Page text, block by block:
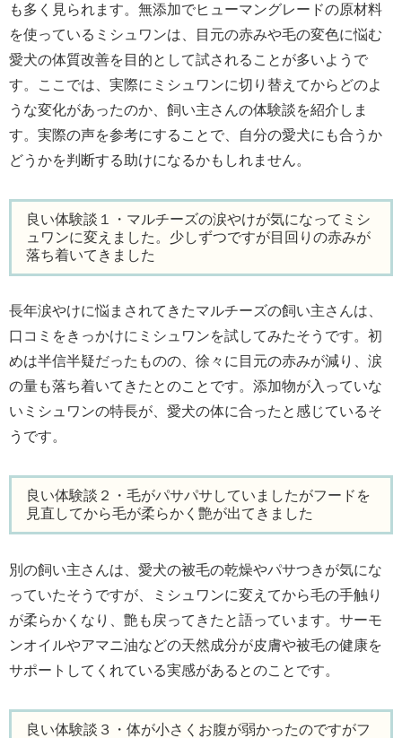
も多く見られます。無添加でヒューマングレードの原材料
を使っているミシュワンは、目元の赤みや毛の変色に悩む
愛犬の体質改善を目的として試されることが多いようで
す。ここでは、実際にミシュワンに切り替えてからどのよ
うな変化があったのか、飼い主さんの体験談を紹介しま
す。実際の声を参考にすることで、自分の愛犬にも合うか
どうかを判断する助けになるかもしれません。
良い体験談１・マルチーズの涙やけが気になってミシ
ュワンに変えました。少しずつですが目回りの赤みが
落ち着いてきました
長年涙やけに悩まされてきたマルチーズの飼い主さんは、
口コミをきっかけにミシュワンを試してみたそうです。初
めは半信半疑だったものの、徐々に目元の赤みが減り、涙
の量も落ち着いてきたとのことです。添加物が入っていな
いミシュワンの特長が、愛犬の体に合ったと感じているそ
うです。
良い体験談２・毛がパサパサしていましたがフードを
見直してから毛が柔らかく艶が出てきました
別の飼い主さんは、愛犬の被毛の乾燥やパサつきが気にな
っていたそうですが、ミシュワンに変えてから毛の手触り
が柔らかくなり、艶も戻ってきたと語っています。サーモ
ンオイルやアマニ油などの天然成分が皮膚や被毛の健康を
サポートしてくれている実感があるとのことです。
良い体験談３・体が小さくお腹が弱かったのですがフ